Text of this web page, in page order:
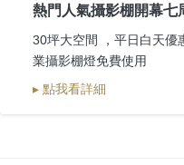
熱門人氣攝影棚開幕七
30坪大空間 ，平日白天優
業攝影棚燈免費使用
▸ 點我看詳細